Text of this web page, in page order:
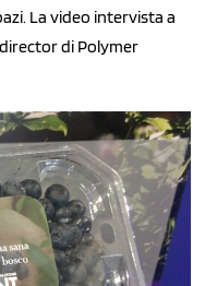
La video intervista a
di Polymer